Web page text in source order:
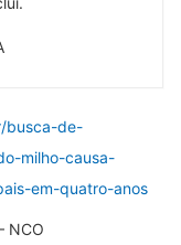
busca-de-
milho-causa-
em-quatro-anos
NCO